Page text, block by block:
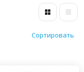
Сортировать